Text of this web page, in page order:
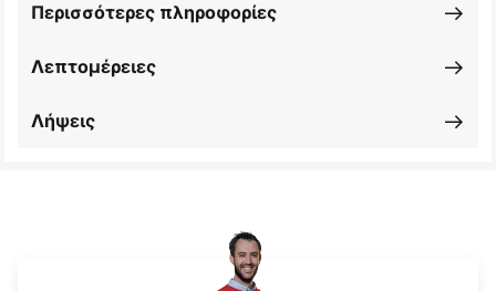
Λεπτομέρειες
Περισσότερες πληροφορίες
Λήψεις